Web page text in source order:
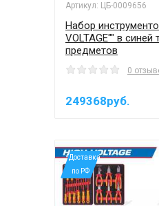
Артикул: ЦБ-0009656
Набор
VOLTAGE"" в синей
предметов
0
249368руб.
*Доставка
по РФ